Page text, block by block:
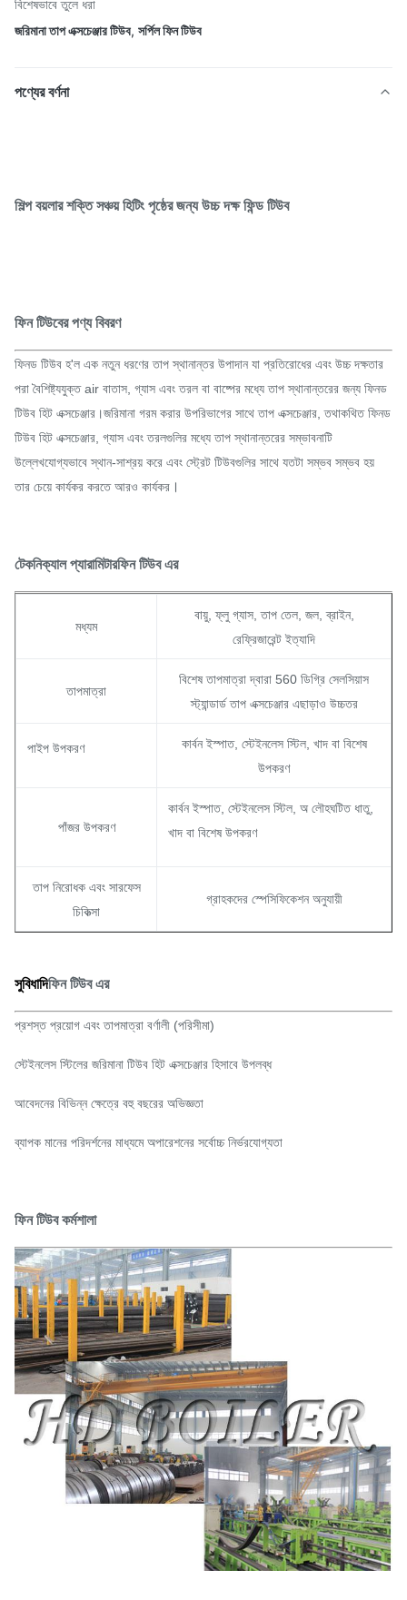
বিশেষভাবে তুলে ধরা
জরিমানা তাপ এক্সচেঞ্জার টিউব, সর্পিল ফিন টিউব
পণ্যের বর্ণনা
শিল্প বয়লার শক্তি সঞ্চয় হিটিং পৃষ্ঠের জন্য উচ্চ দক্ষ ফিন্ড টিউব
ফিন টিউবের পণ্য বিবরণ
ফিনড টিউব হ'ল এক নতুন ধরণের তাপ স্থানান্তর উপাদান যা প্রতিরোধের এবং উচ্চ দক্ষতার
পরা বৈশিষ্ট্যযুক্ত air বাতাস, গ্যাস এবং তরল বা বাষ্পের মধ্যে তাপ স্থানান্তরের জন্য ফিনড
টিউব হিট এক্সচেঞ্জার।জরিমানা গরম করার উপরিভাগের সাথে তাপ এক্সচেঞ্জার, তথাকথিত ফিনড
টিউব হিট এক্সচেঞ্জার, গ্যাস এবং তরলগুলির মধ্যে তাপ স্থানান্তরের সম্ভাবনাটি
উল্লেখযোগ্যভাবে স্থান-সাশ্রয় করে এবং স্ট্রেট টিউবগুলির সাথে যতটা সম্ভব সম্ভব হয়
তার চেয়ে কার্যকর করতে আরও কার্যকর ।
টেকনিক্যাল প্যারামিটারফিন টিউব এর
মধ্যম
বায়ু, ফ্লু গ্যাস, তাপ তেল, জল, ব্রাইন,
রেফ্রিজারেন্ট ইত্যাদি
তাপমাত্রা
বিশেষ তাপমাত্রা দ্বারা 560 ডিগ্রি সেলসিয়াস
স্ট্যান্ডার্ড তাপ এক্সচেঞ্জার এছাড়াও উচ্চতর
পাইপ উপকরণ
কার্বন ইস্পাত, স্টেইনলেস স্টিল, খাদ বা বিশেষ
উপকরণ
পাঁজর উপকরণ
কার্বন ইস্পাত, স্টেইনলেস স্টিল, অ লৌহঘটিত ধাতু,
খাদ বা বিশেষ উপকরণ
তাপ নিরোধক এবং সারফেস
চিকিত্সা
গ্রাহকদের স্পেসিফিকেশন অনুযায়ী
সুবিধাদিফিন টিউব এর
প্রশস্ত প্রয়োগ এবং তাপমাত্রা বর্ণালী (পরিসীমা)
স্টেইনলেস স্টিলের জরিমানা টিউব হিট এক্সচেঞ্জার হিসাবে উপলব্ধ
আবেদনের বিভিন্ন ক্ষেত্রে বহু বছরের অভিজ্ঞতা
ব্যাপক মানের পরিদর্শনের মাধ্যমে অপারেশনের সর্বোচ্চ নির্ভরযোগ্যতা
ফিন টিউব কর্মশালা